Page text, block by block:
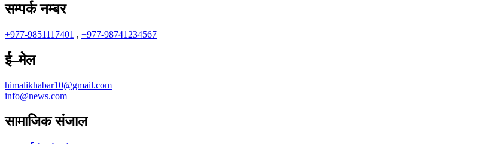
सम्पर्क नम्बर
+977-9851117401 , +977-98741234567
ई–मेल
himalikhabar10@gmail.com
info@news.com
सामाजिक संजाल